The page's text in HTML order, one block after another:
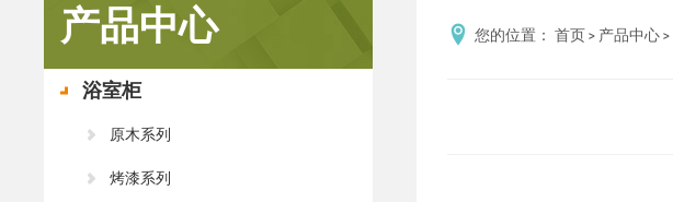
产品中心
浴室柜
原木系列
烤漆系列
您的位置： 首页> 产品中心>